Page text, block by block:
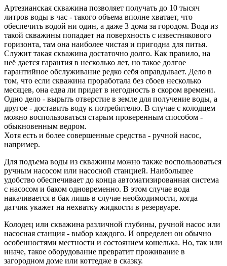
Артезианская скважина позволяет получать до 10 тысяч
литров воды в час - такого объема вполне хватает, что
обеспечить водой ни один, а даже 3 дома за городом. Вода из
такой скважины попадает на поверхность с известнякового
горизонта, там она наиболее чистая и пригодна для питья.
Служит такая скважина достаточно долго. Как правило, на
неё дается гарантия в несколько лет, но такое долгое
гарантийное обслуживание редко себя оправдывает. Дело в
том, что если скважина проработала без сбоев несколько
месяцев, она едва ли придет в негодность в скором времени.
Одно дело - вырыть отверстие в земле для получение воды, а
другое - доставить воду к потребителю. В случае с колодцем
можно воспользоваться старым проверенным способом -
обыкновенным ведром.
Хотя есть и более совершенные средства - ручной насос,
например.
Для подъема воды из скважины можно также воспользоваться
ручным насосом или насосной станцией. Наибольшее
удобство обеспечивает до конца автоматизированная система
с насосом и баком одновременно. В этом случае вода
накачивается в бак лишь в случае необходимости, когда
датчик укажет на нехватку жидкости в резервуаре.
Колодец или скважина различной глубины, ручной насос или
насосная станция - выбор каждого. И определен он обычно
особенностями местности и состоянием кошелька. Но, так или
иначе, такое оборудование превратит проживание в
загородном доме или коттедже в сказку.